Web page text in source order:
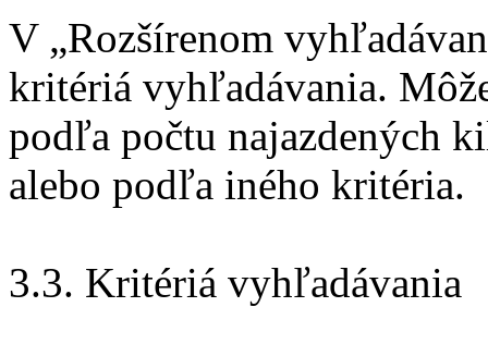
V „Rozšírenom
kritériá vyhľadávania.
podľa počtu najazdených
alebo podľa iného kritéria.
3.3. Kritériá vyhľadávania